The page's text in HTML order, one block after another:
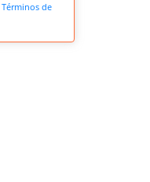
Términos de